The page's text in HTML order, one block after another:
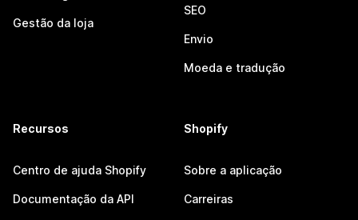
Gestão da loja
SEO
Envio
Moeda e tradução
Recursos
Centro de ajuda Shopify
Documentação da API
Shopify
Sobre a aplicação
Carreiras